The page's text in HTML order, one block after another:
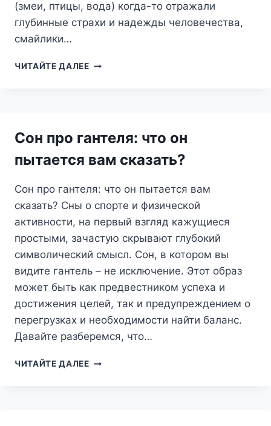
(змеи, птицы, вода) когда-то отражали
глубинные страхи и надежды человечества,
смайлики…
ЧИТАЙТЕ ДАЛЕЕСМАЙЛИК
СКРЫТЫЙ
Сон про гантеля: что он
пытается вам сказать?
Сон про гантеля: что он пытается вам
сказать? Сны о спорте и физической
активности, на первый взгляд кажущиеся
простыми, зачастую скрывают глубокий
символический смысл. Сон, в котором вы
видите гантель – не исключение. Этот образ
может быть как предвестником успеха и
достижения целей, так и предупреждением о
перегрузках и необходимости найти баланс.
Давайте разберемся, что…
ЧИТАЙТЕ ДАЛЕЕСОН